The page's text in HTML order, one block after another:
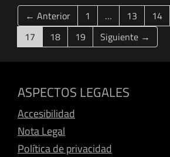
← Anterior 1 … 13 14
17 (current)
18 19 Siguiente →
ASPECTOS LEGALES
Accesibilidad
Nota Legal
Política de privacidad